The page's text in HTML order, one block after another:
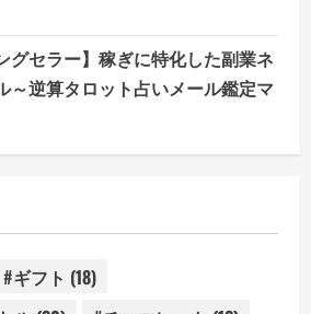
グセラー】稼ぎに特化した副業ネ
～逆算タロット占いメール鑑定マ
#ギフト (18)